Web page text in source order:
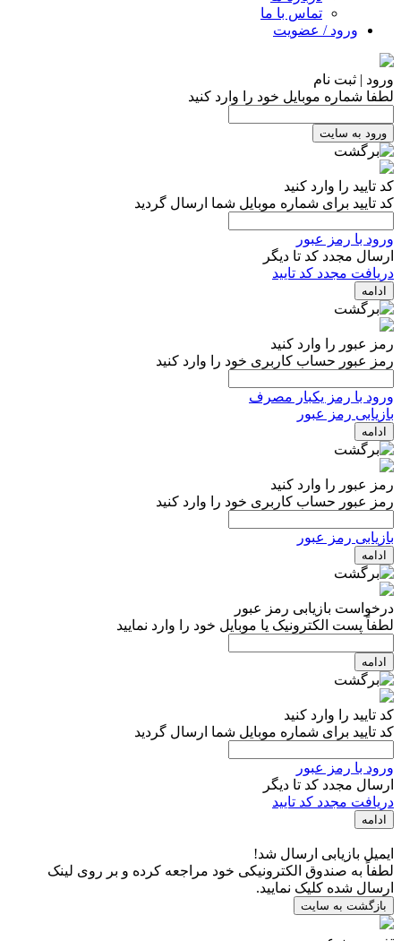
تماس با ما
ورود / عضویت
ورود | ثبت نام
لطفا شماره موبایل خود را وارد کنید
ورود به سایت
کد تایید را وارد کنید
کد تایید برای شماره موبایل شما ارسال گردید
ورود با رمز عبور
ارسال مجدد کد تا دیگر
دریافت مجدد کد تایید
ادامه
رمز عبور را وارد کنید
رمز عبور حساب کاربری خود را وارد کنید
ورود با رمز یکبار مصرف
بازیابی رمز عبور
ادامه
رمز عبور را وارد کنید
رمز عبور حساب کاربری خود را وارد کنید
بازیابی رمز عبور
ادامه
درخواست بازیابی رمز عبور
لطفاً پست الکترونیک یا موبایل خود را وارد نمایید
ادامه
کد تایید را وارد کنید
کد تایید برای شماره موبایل شما ارسال گردید
ورود با رمز عبور
ارسال مجدد کد تا دیگر
دریافت مجدد کد تایید
ادامه
ایمیل بازیابی ارسال شد!
لطفاً به صندوق الکترونیکی خود مراجعه کرده و بر روی لینک
ارسال شده کلیک نمایید.
بازگشت به سایت